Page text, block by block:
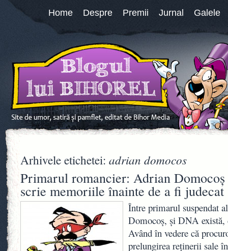
Home Despre Premii Jurnal Galele
Arhivele etichetei: adrian domocos
Primarul romancier: Adrian Domocoş
scrie memoriile înainte de a fi judecat
Între primarul suspendat
Domocoş, şi DNA există,
Având în vedere că
prelungirea reţinerii sale